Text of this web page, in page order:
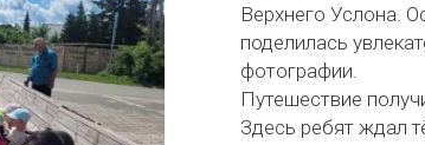
Верхнего Услона.
поделилась
фотографии.
Путешествие
Здесь ребят ждал